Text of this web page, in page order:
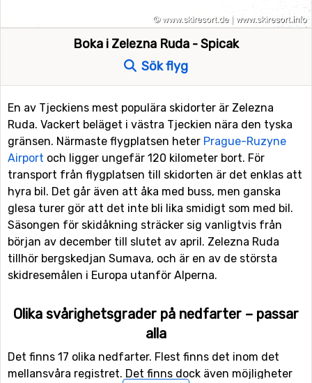
Boka i Zelezna Ruda - Spicak
Sök flyg
En av Tjeckiens mest populära skidorter är Zelezna
Ruda. Vackert beläget i västra Tjeckien nära den tyska
gränsen. Närmaste flygplatsen heter Prague-Ruzyne
Airport och ligger ungefär 120 kilometer bort. För
transport från flygplatsen till skidorten är det enklas att
hyra bil. Det går även att åka med buss, men ganska
glesa turer gör att det inte bli lika smidigt som med bil.
Säsongen för skidåkning sträcker sig vanligtvis från
början av december till slutet av april. Zelezna Ruda
tillhör bergskedjan Sumava, och är en av de största
skidresemålen i Europa utanför Alperna.
Olika svårighetsgrader på nedfarter – passar
alla
Det finns 17 olika nedfarter. Flest finns det inom det
mellansvåra registret. Det finns dock även möjligheter